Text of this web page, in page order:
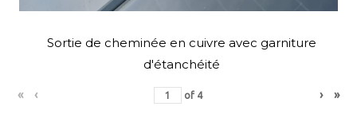
Sortie de cheminée en cuivre avec garniture
d'étanchéité
« ‹ of 4 › »